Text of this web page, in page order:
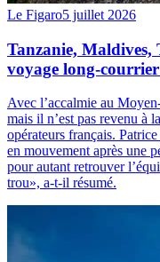
Le Figaro5 juillet 2026
Tanzanie,
voyage long-courrier
Avec l’accalmie au
mais il n’est pas revenu à
opérateurs français.
en mouvement après une
pour autant retrouver
trou», a-t-il résumé.